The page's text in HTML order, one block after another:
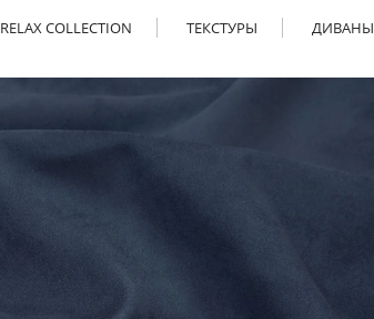
RELAX COLLECTION ТЕКСТУРЫ ДИВАНЫ